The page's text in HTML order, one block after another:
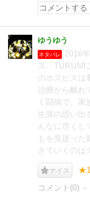
ゆうゆう
ネタバレ
2016
ス「TURUMI
のホスピスは
治療から離れ
く闘病で、
生涯の思い出
んなに尽くし
もを見送った
きていくのは
ナイス
コメント(0)